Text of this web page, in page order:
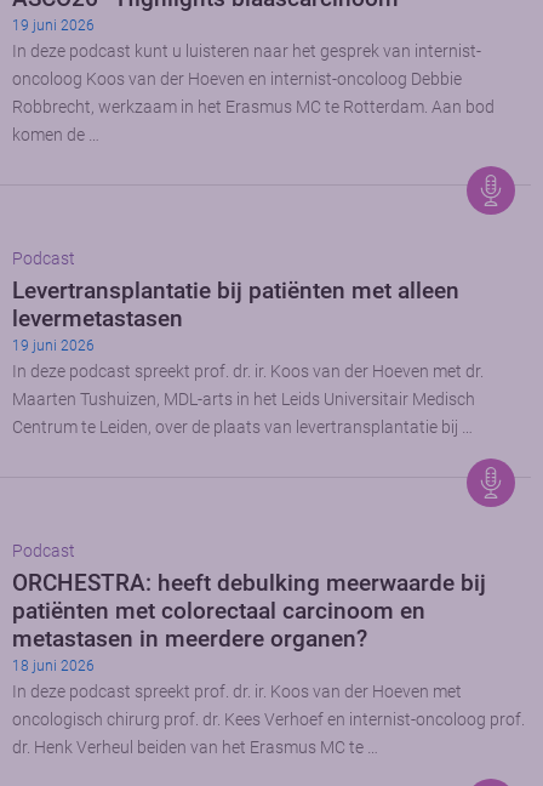
19 juni 2026
In deze podcast kunt u luisteren naar het gesprek van internist-
oncoloog Koos van der Hoeven en internist-oncoloog Debbie
Robbrecht, werkzaam in het Erasmus MC te Rotterdam. Aan bod
komen de …
Podcast
Levertransplantatie bij patiënten met alleen
levermetastasen
19 juni 2026
In deze podcast spreekt prof. dr. ir. Koos van der Hoeven met dr.
Maarten Tushuizen, MDL-arts in het Leids Universitair Medisch
Centrum te Leiden, over de plaats van levertransplantatie bij …
Podcast
ORCHESTRA: heeft debulking meerwaarde bij
patiënten met colorectaal carcinoom en
metastasen in meerdere organen?
18 juni 2026
In deze podcast spreekt prof. dr. ir. Koos van der Hoeven met
oncologisch chirurg prof. dr. Kees Verhoef en internist-oncoloog prof.
dr. Henk Verheul beiden van het Erasmus MC te …